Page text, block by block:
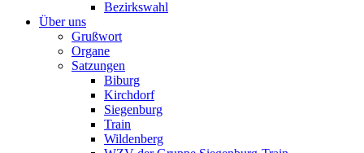
Bezirkswahl
Über uns
Grußwort
Organe
Satzungen
Biburg
Kirchdorf
Siegenburg
Train
Wildenberg